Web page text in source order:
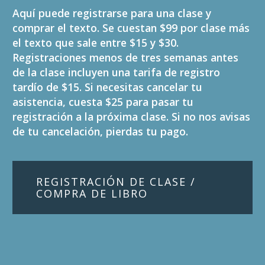
Aquí puede registrarse para una clase y
comprar el texto. Se cuestan $99 por clase más
el texto que sale entre $15 y $30.
Registraciones menos de tres semanas antes
de la clase incluyen una tarifa de registro
tardío de $15. Si necesitas cancelar tu
asistencia, cuesta $25 para pasar tu
registración a la próxima clase. Si no nos avisas
de tu cancelación, pierdas tu pago.
REGISTRACIÓN DE CLASE /
COMPRA DE LIBRO